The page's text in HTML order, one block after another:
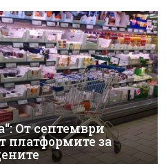
От септември
платформите за